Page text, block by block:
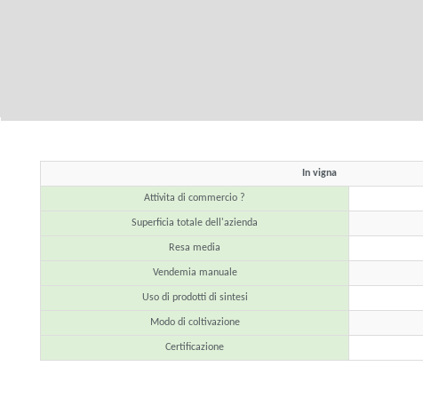
In vigna
Attivita di commercio ?
Superficia totale dell'azienda
Resa media
Vendemia manuale
Uso di prodotti di sintesi
Modo di coltivazione
Certificazione